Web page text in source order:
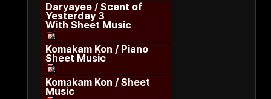
Daryayee / Scent of
Yesterday 3
With Sheet Music
Komakam Kon / Piano
Sheet Music
Komakam Kon / Sheet
Music